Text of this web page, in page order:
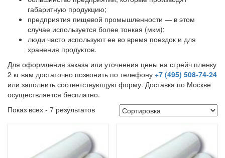
габаритную продукцию;
предприятия пищевой промышленности — в этом
случае используется более тонкая (мкм);
люди часто используют ее во время поездок и для
хранения продуктов.
Для оформления заказа или уточнения цены на стрейч пленку
2 кг вам достаточно позвонить по телефону +7 (495) 508-74-24
или заполнить соответствующую форму. Доставка по Москве
осуществляется бесплатно.
Показ всех - 7 результатов